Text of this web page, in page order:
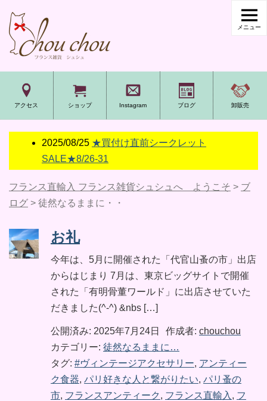
アクセス ショップ Instagram ブログ 卸販売
2025/08/25 ★買付け直前シークレット
SALE★8/26-31
フランス直輸入 フランス雑貨シュシュへ ようこそ > ブ
ログ > 徒然なるままに・・
お礼
今年は、5月に開催された「代官山蚤の市」出店
からはじまり 7月は、東京ビッグサイトで開催
された「有明骨董ワールド」に出店させていた
だきました(^-^) &nbs […]
公開済み: 2025年7月24日 作成者: chouchou
カテゴリー: 徒然なるままに…
タグ: #ヴィンテージアクセサリー, アンティー
ク食器, パリ好きな人と繋がりたい, パリ蚤の
市, フランスアンティーク , フランス直輸入 , フ